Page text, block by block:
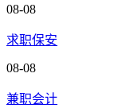
08-08
求职保安
08-08
兼职会计